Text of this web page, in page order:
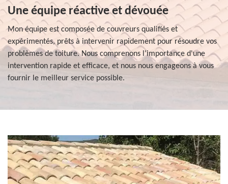
Une équipe réactive et dévouée
Mon équipe est composée de couvreurs qualifiés et
expérimentés, prêts à intervenir rapidement pour résoudre vos
problèmes de toiture. Nous comprenons l'importance d'une
intervention rapide et efficace, et nous nous engageons à vous
fournir le meilleur service possible.